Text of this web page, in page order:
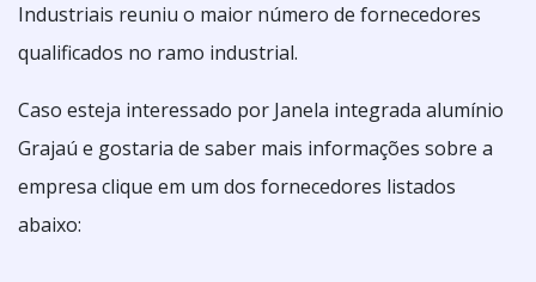
Industriais reuniu o maior número de fornecedores
qualificados no ramo industrial.
Caso esteja interessado por Janela integrada alumínio
Grajaú e gostaria de saber mais informações sobre a
empresa clique em um dos fornecedores listados
abaixo: